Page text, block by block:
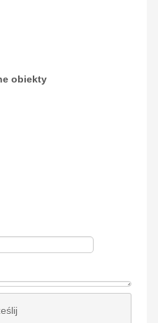
obiekty